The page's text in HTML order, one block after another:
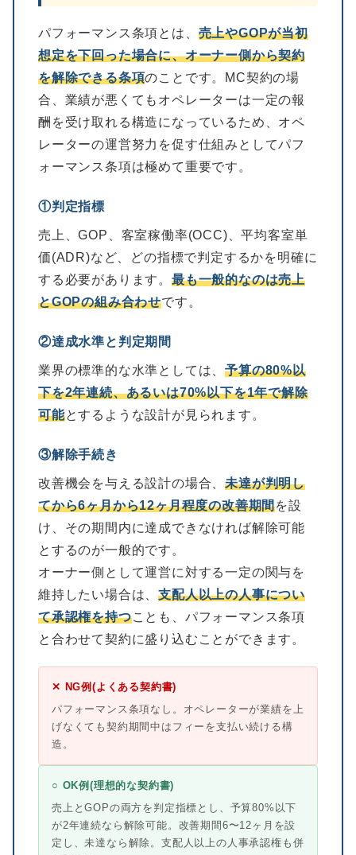
パフォーマンス条項とは、 売上やGOPが当初
想定を下回った場合に、オーナー側から契約
を解除できる条項のことです。MC契約の場
合、業績が悪くてもオペレーターは一定の報
酬を受け取れる構造になっているため、オペ
レーターの運営努力を促す仕組みとしてパフ
ォーマンス条項は極めて重要です。
①判定指標
売上、GOP、客室稼働率(OCC)、平均客室単
価(ADR)など、どの指標で判定するかを明確に
する必要があります。 最も一般的なのは売上
とGOPの組み合わせです。
②達成水準と判定期間
業界の標準的な水準としては、予算の80%以
下を2年連続、あるいは70%以下を1年で解除
可能とするような設計が見られます。
③解除手続き
改善機会を与える設計の場合、未達が判明し
てから6ヶ月から12ヶ月程度の改善期間を設
け、その期間内に達成できなければ解除可能
とするのが一般的です。
オーナー側として運営に対する一定の関与を
維持したい場合は、支配人以上の人事につい
て承認権を持つことも、パフォーマンス条項
と合わせて契約に盛り込むことができます。
✕ NG例(よくある契約書)
パフォーマンス条項なし。オペレーターが業績を上
げなくても契約期間中はフィーを支払い続ける構
造。
○ OK例(理想的な契約書)
売上とGOPの両方を判定指標とし、予算80%以下
が2年連続なら解除可能。改善期間6〜12ヶ月を設
定し、未達なら解除。支配人以上の人事承認権も併